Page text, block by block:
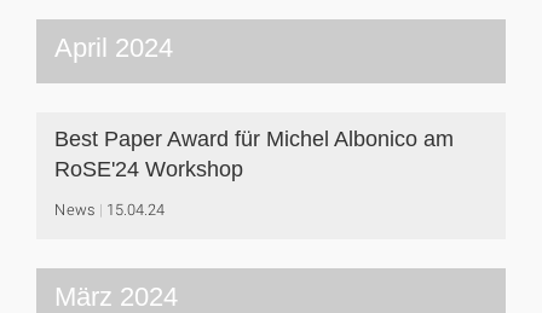
April 2024
Best Paper Award für Michel Albonico am
RoSE'24 Workshop
News 15.04.24
März 2024